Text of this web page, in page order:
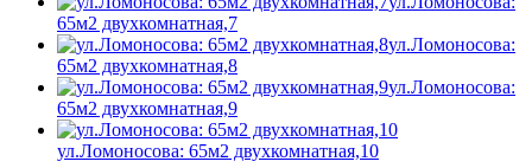
65м2 двухкомнатная,7
ул.Ломоносова:
65м2 двухкомнатная,8
ул.Ломоносова:
65м2 двухкомнатная,9
ул.Ломоносова: 65м2 двухкомнатная,10